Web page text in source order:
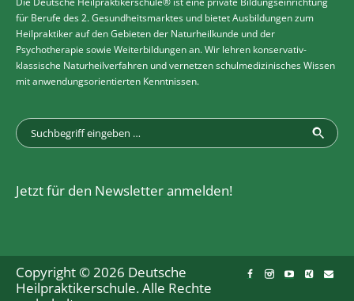
für Berufe des 2. Gesundheitsmarktes und bietet Ausbildungen zum
Heilpraktiker auf den Gebieten der Naturheilkunde und der
Psychotherapie sowie Weiterbildungen an. Wir lehren konservativ-
klassische Naturheilverfahren und vernetzen schulmedizinisches Wissen
mit anwendungsorientierten Kenntnissen.
Jetzt für den Newsletter anmelden!
Copyright © 2026 Deutsche
Heilpraktikerschule. Alle Rechte